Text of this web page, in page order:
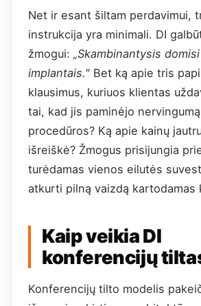
Net ir esant šiltam perdavimui,
instrukcija yra minimali. DI
žmogui: „Skambinantysis
implantais." Bet ką apie tris
klausimus, kuriuos klientas
tai, kad jis paminėjo
procedūros? Ką apie kainų
išreiškė? Žmogus prisijungia
turėdamas vienos eilutės
atkurti pilną vaizdą kartodamas
Kaip veikia DI
konferencijų
Konferencijų tilto modelis